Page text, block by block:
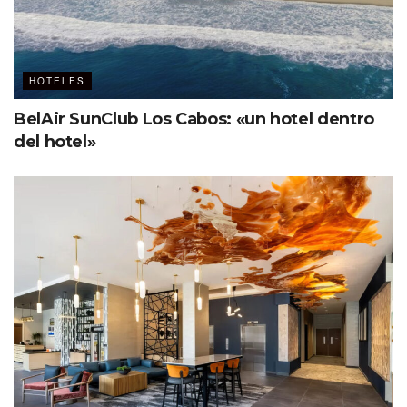
Ver esta publicación en Instagram
Una publicación compartida por Four Seasons Resort Koh Samui (@fskohsamui)
HOTELES
BelAir SunClub Los Cabos: «un hotel dentro
del hotel»